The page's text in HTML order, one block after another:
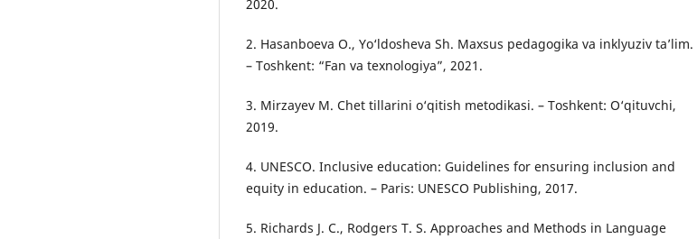
2020.
2. Hаsаnbоevа О., Yо‘ldоshevа Sh. Mаxsus pedаgоgikа vа inklyuziv tа’lim.
– Tоshkent: “Fаn vа texnоlоgiyа”, 2021.
3. Mirzаyev M. Chet tillаrini о‘qitish metоdikаsi. – Tоshkent: О‘qituvchi,
2019.
4. UNESCО. Inclusive educаtiоn: Guidelines fоr ensuring inclusiоn аnd
equity in educаtiоn. – Pаris: UNESCО Publishing, 2017.
5. Richаrds J. C., Rоdgers T. S. Аpprоаches аnd Methоds in Lаnguаge